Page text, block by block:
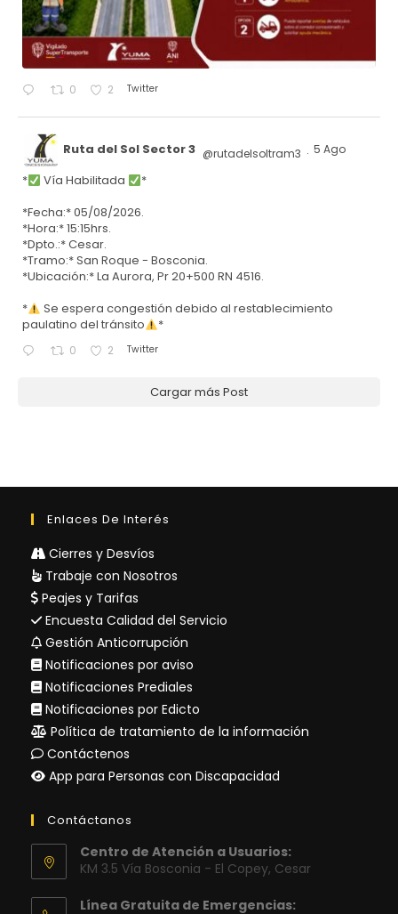
0 2 Twitter
Ruta del Sol Sector 3 @rutadelsoltram3 · 5 Ago
* Vía Habilitada
*
*Fecha:* 05/08/2026.
*Hora:* 15:15hrs.
*Dpto.:* Cesar.
*Tramo:* San Roque - Bosconia.
*Ubicación:* La Aurora, Pr 20+500 RN 4516.
*
Se espera congestión debido al restablecimiento
paulatino del tránsito
*
0 2 Twitter
Cargar más Post
Enlaces De Interés
Cierres y Desvíos
Trabaje con Nosotros
Peajes y Tarifas
Encuesta Calidad del Servicio
Gestión Anticorrupción
Notificaciones por aviso
Notificaciones Prediales
Notificaciones por Edicto
Política de tratamiento de la información
Contáctenos
App para Personas con Discapacidad
Contáctanos
Centro de Atención a Usuarios:
KM 3.5 Vía Bosconia - El Copey, Cesar
Línea Gratuita de Emergencias: